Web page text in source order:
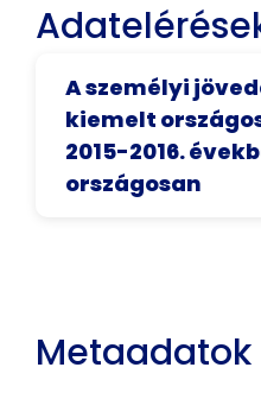
A személyi
kiemelt
2015-2016.
országosan
Metaadatok